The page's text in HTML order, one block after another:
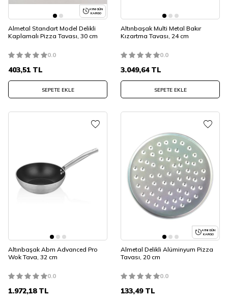
AYNI GÜN
KARGO
Almetal Standart Model Delikli
Kaplamalı Pizza Tavası, 30 cm
0.0
403,51 TL
SEPETE EKLE
Altınbaşak Multi Metal Bakır
Kızartma Tavası, 24 cm
0.0
3.049,64TL
SEPETE EKLE
Altınbaşak Abm Advanced Pro
Wok Tava, 32 cm
0.0
1.972,18TL
AYNI GÜN
KARGO
Almetal Delikli Alüminyum Pizza
Tavası, 20 cm
0.0
133,49TL